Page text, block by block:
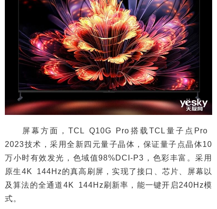
屏幕方面，TCL Q10G Pro搭载TCL量子点Pro
2023技术，采用全新四元量子晶体，保证量子点晶体10
万小时有效发光，色域值98%DCI-P3，色彩丰富。采用
原生4K 144Hz的真高刷屏，实现了接口、芯片、屏幕以
及算法的全通道4K 144Hz刷新率，能一键开启240Hz模
式。